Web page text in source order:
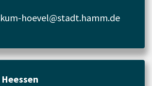
hoevel@stadt.hamm.de